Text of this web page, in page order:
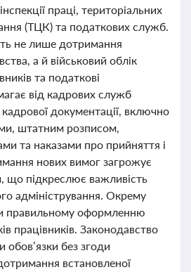
праці, територіальних
(ТЦК) та податкових служб.
не лише дотримання
а й військовий облік
та податкові
від кадрових служб
документації, включно
штатним розписом,
та наказами про прийняття і
нових вимог загрожує
підкреслює важливість
адміністрування. Окрему
правильному оформленню
працівників. Законодавство
обов’язки без згоди
встановленої